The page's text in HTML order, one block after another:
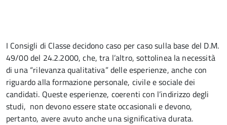
I Consigli di Classe decidono caso per caso sulla base del D.M.
49/00 del 24.2.2000, che, tra l’altro, sottolinea la necessità
di una “rilevanza qualitativa” delle esperienze, anche con
riguardo alla formazione personale, civile e sociale dei
candidati. Queste esperienze, coerenti con l’indirizzo degli
studi, non devono essere state occasionali e devono,
pertanto, avere avuto anche una significativa durata.